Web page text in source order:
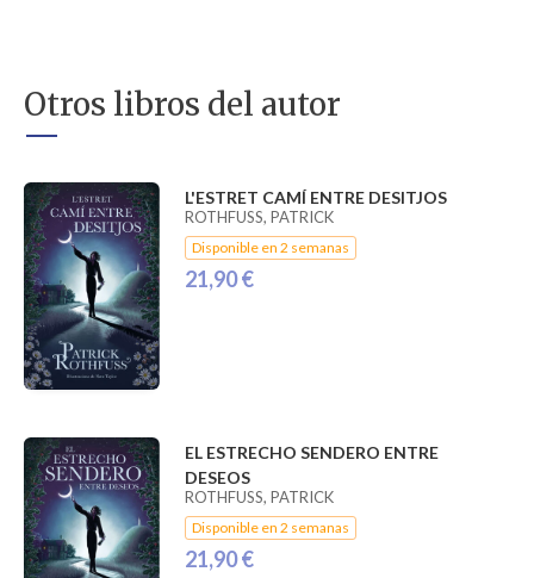
Otros libros del autor
L'ESTRET CAMÍ ENTRE DESITJOS
ROTHFUSS, PATRICK
Disponible en 2 semanas
21,90 €
EL ESTRECHO SENDERO ENTRE
DESEOS
ROTHFUSS, PATRICK
Disponible en 2 semanas
21,90 €